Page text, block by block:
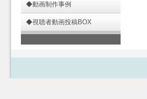
◆動画制作事例
◆視聴者動画投稿BOX